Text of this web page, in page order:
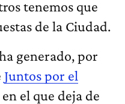
tenemos que
de la Ciudad.
generado, por
Juntos por el
el que deja de